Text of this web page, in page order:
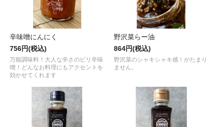
辛味噌にんにく
756円(税込)
万能調味料！大人な辛さのピリ辛味
噌！どんなお料理にもアクセントを
効かせてくれます
野沢菜らー油
864円(税込)
野沢菜のシャキシャキ感！がたまり
ません。